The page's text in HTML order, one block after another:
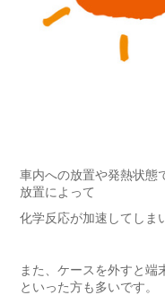
車内への放置や発熱状態
放置によって
化学反応が加速してしま
また、ケースを外すと端
といった方も多いです。